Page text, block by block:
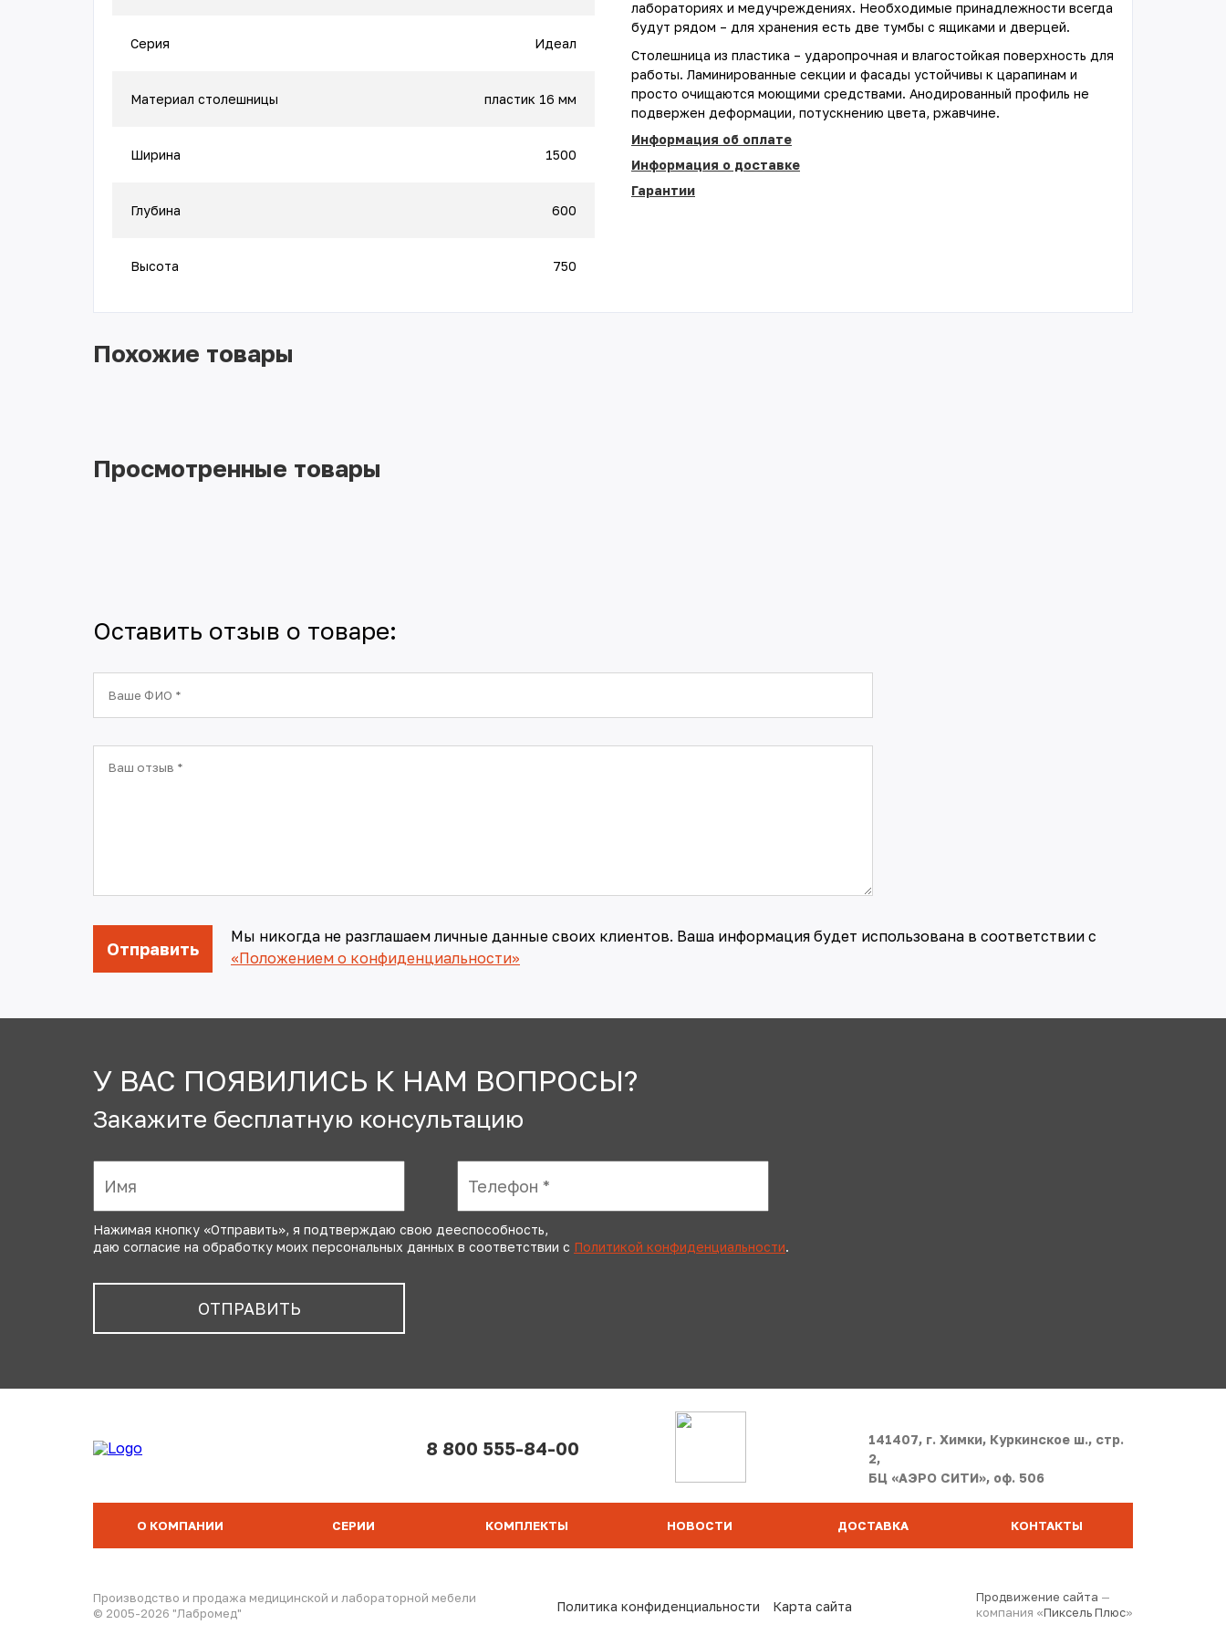
кабинета
для стоматологии
Серия Идеал
Материал столешницы пластик 16 мм
Ширина 1500
Глубина 600
Высота 750
лабораториях и медучреждениях. Необходимые принадлежности всегда
будут рядом – для хранения есть две тумбы с ящиками и дверцей.
Столешница из пластика – ударопрочная и влагостойкая поверхность для
работы. Ламинированные секции и фасады устойчивы к царапинам и
просто очищаются моющими средствами. Анодированный профиль не
подвержен деформации, потускнению цвета, ржавчине.
Информация об оплате
Информация о доставке
Гарантии
Похожие товары
Просмотренные товары
Оставить отзыв о товаре:
Мы никогда не разглашаем личные данные своих клиентов. Ваша информация будет использована в соответствии с
«Положением о конфиденциальности»
У ВАС ПОЯВИЛИСЬ К НАМ ВОПРОСЫ?
Закажите бесплатную консультацию
Нажимая кнопку «Отправить», я подтверждаю свою дееспособность,
даю согласие на обработку моих персональных данных в соответствии с Политикой конфиденциальности.
8 800 555-84-00
141407, г. Химки, Куркинское ш., стр.
2,
БЦ «АЭРО СИТИ», оф. 506
О КОМПАНИИ СЕРИИ КОМПЛЕКТЫ НОВОСТИ ДОСТАВКА КОНТАКТЫ
Производство и продажа медицинской и лабораторной мебели
© 2005-2026 "Лабромед"
Политика конфиденциальности Карта сайта
Продвижение сайта —
компания «Пиксель Плюс»